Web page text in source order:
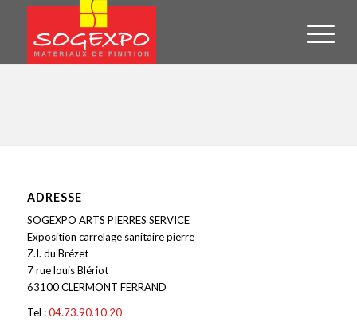
ADRESSE
SOGEXPO ARTS PIERRES SERVICE
Exposition carrelage sanitaire pierre
Z.I. du Brézet
7 rue louis Blériot
63100 CLERMONT FERRAND
Tel :04.73.90.10.20